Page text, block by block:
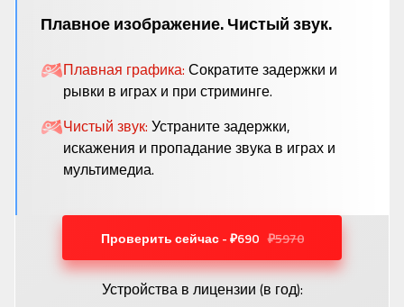
Плавное изображение. Чистый звук.
Плавная графика: Сократите задержки и
рывки в играх и при стриминге.
Чистый звук: Устраните задержки,
искажения и пропадание звука в играх и
мультимедиа.
Проверить сейчас - ₽690 ₽5970
Устройства в лицензии (в год):